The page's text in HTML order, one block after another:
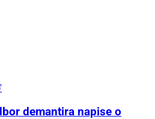
demantira napise o